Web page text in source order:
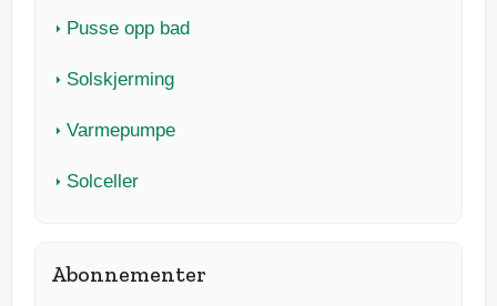
Pusse opp bad
Solskjerming
Varmepumpe
Solceller
Abonnementer